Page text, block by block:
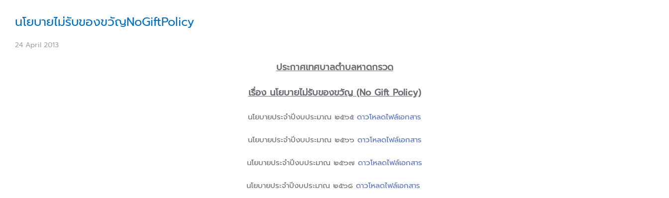
นโยบายไม่รับของขวัญNoGiftPolicy
24 April 2013
ประกาศเทศบาลตำบลหาดกรวด
เรื่อง นโยบายไม่รับของขวัญ (No Gift Policy)
นโยบายประจำปีงบประมาณ ๒๕๖๕ ดาวโหลดไฟล์เอกสาร
นโยบายประจำปีงบประมาณ ๒๕๖๖ ดาวโหลดไฟล์เอกสาร
นโยบายประจำปีงบประมาณ ๒๕๖๗ ดาวโหลดไฟล์เอกสาร
นโยบายประจำปีงบประมาณ ๒๕๖๘ดาวโหลดไฟล์เอกสาร